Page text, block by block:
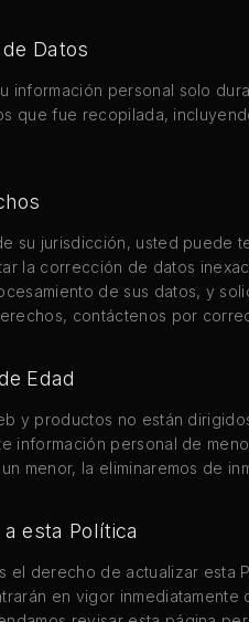
Datos
información personal solo
que fue recopilada,
su jurisdicción, usted puede
la corrección de datos
de sus datos, y
contáctenos por
Edad
y productos no están
información personal de
menor, la eliminaremos de
esta Política
el derecho de actualizar esta
en vigor